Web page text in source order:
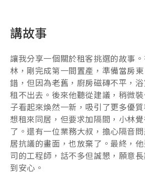
講故事
讓我分享一個關於租客挑選的故事
林，剛完成第一間置產，準備當房
錯，但因為老舊，廚房磁磚不平，
租不出去。後來他聽從建議，稍微
子看起來煥然一新，吸引了更多優
想租來同居，但要求加隔間，小林
了。還有一位業務大叔，擔心隔音
居抗議的畫面，也放棄了。最終，
司的工程師，話不多但誠懇，願意
到安心。